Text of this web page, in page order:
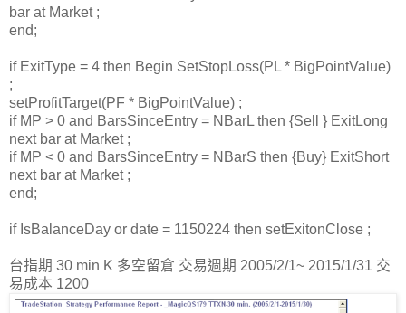
bar at Market ;
end;
if ExitType = 4 then Begin SetStopLoss(PL * BigPointValue)
;
setProfitTarget(PF * BigPointValue) ;
if MP > 0 and BarsSinceEntry = NBarL then {Sell } ExitLong
next bar at Market ;
if MP < 0 and BarsSinceEntry = NBarS then {Buy} ExitShort
next bar at Market ;
end;
if IsBalanceDay or date = 1150224 then setExitonClose ;
台指期 30 min K 多空留倉 交易週期 2005/2/1~ 2015/1/31 交
易成本 1200